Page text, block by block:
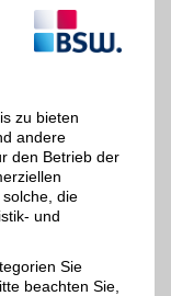
können Sie
im
zu bieten
andere
den Betrieb der
die
und
Sie
beachten Sie,